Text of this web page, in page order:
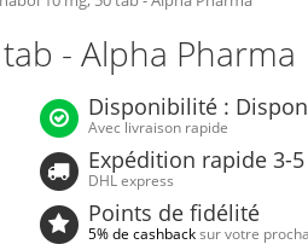
- Alpha Pharma
Disponibilité :
Avec livraison rapide
Expédition rapide 3-
DHL express
Points de fidélité
5% de cashbacksur votre